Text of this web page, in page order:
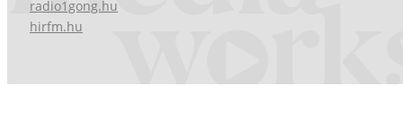
radio1gong.hu
hirfm.hu